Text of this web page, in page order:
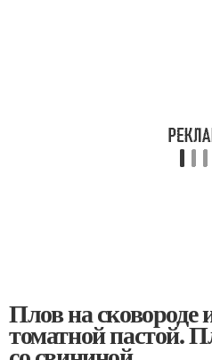
Плов на сковороде
томатной пастой.